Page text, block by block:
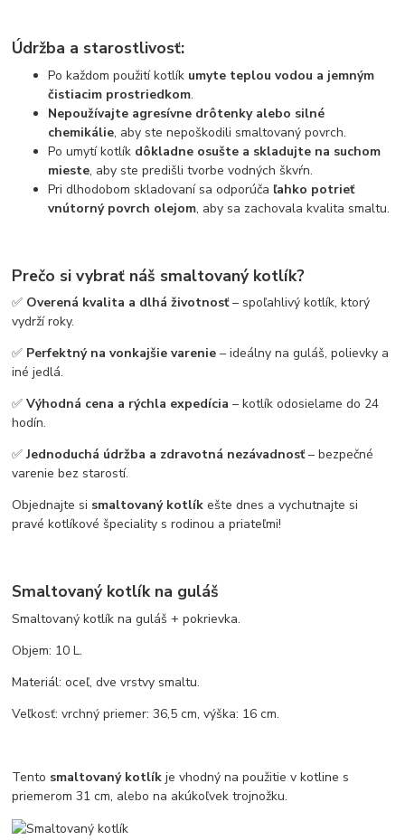
Údržba a starostlivosť:
Po každom použití kotlík umyte teplou vodou a jemným
čistiacim prostriedkom.
Nepoužívajte agresívne drôtenky alebo silné
chemikálie, aby ste nepoškodili smaltovaný povrch.
Po umytí kotlík dôkladne osušte a skladujte na suchom
mieste, aby ste predišli tvorbe vodných škvŕn.
Pri dlhodobom skladovaní sa odporúča ľahko potrieť
vnútorný povrch olejom, aby sa zachovala kvalita smaltu.
Prečo si vybrať náš smaltovaný kotlík?
✅ Overená kvalita a dlhá životnosť– spoľahlivý kotlík, ktorý
vydrží roky.
✅ Perfektný na vonkajšie varenie – ideálny na guláš, polievky a
iné jedlá.
✅Výhodná cena a rýchla expedícia – kotlík odosielame do 24
hodín.
✅Jednoduchá údržba a zdravotná nezávadnosť– bezpečné
varenie bez starostí.
Objednajte si smaltovaný kotlík ešte dnes a vychutnajte si
pravé kotlíkové špeciality s rodinou a priateľmi!
Smaltovaný kotlík na guláš
Smaltovaný kotlík na guláš + pokrievka.
Objem: 10 L.
Materiál: oceľ, dve vrstvy smaltu.
Veľkosť: vrchný priemer: 36,5 cm, výška: 16 cm.
Tento smaltovaný kotlík je vhodný na použitie v kotline s
priemerom 31 cm, alebo na akúkoľvek trojnožku.